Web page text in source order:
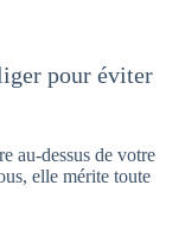
pour éviter
au-dessus de votre
elle mérite toute